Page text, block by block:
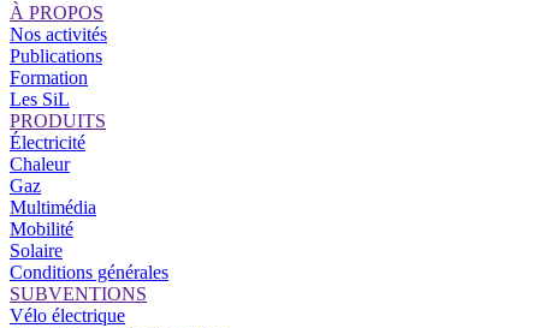
À PROPOS
Nos activités
Publications
Formation
Les SiL
PRODUITS
Électricité
Chaleur
Gaz
Multimédia
Mobilité
Solaire
Conditions générales
SUBVENTIONS
Vélo électrique